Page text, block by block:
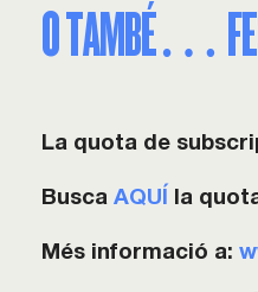
O TAMBÉ…
La quota de
Busca AQUÍ la
Més informació a: